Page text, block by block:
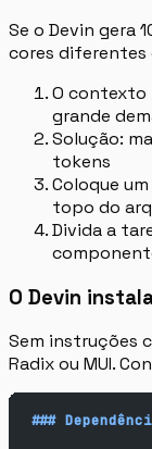
Se o Devin gera
cores diferentes
O contexto
grande
Solução:
tokens
Coloque
topo do
Divida a
O Devin
Sem instruções
Radix ou MUI.
###